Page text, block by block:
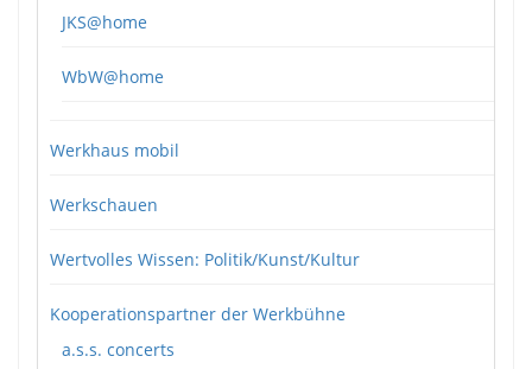
JKS@home
WbW@home
Werkhaus mobil
Werkschauen
Wertvolles Wissen: Politik/Kunst/Kultur
Kooperationspartner der Werkbühne
a.s.s. concerts